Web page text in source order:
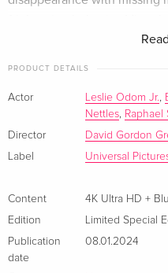
Limited Edition, Steelbook
Limited Edition, Steelbook, 4K
ray
Italian
person who has seen
PRODUCT DETAILS
Actor Leslie Odom Jr.,
Nettles, Raphael
Director
David Gordon
Label
Universal
Content
4K Ultra HD +
Edition
Limited Special
Publication
date
08.01.2024